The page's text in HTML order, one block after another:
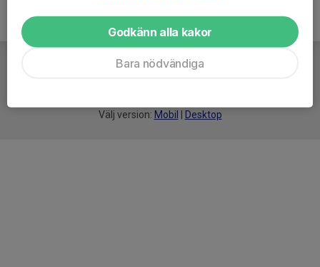
Välj version: Mobil Desktop
Godkänn alla kakor
Bara nödvändiga